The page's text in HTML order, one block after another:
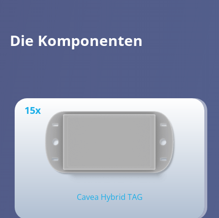
Die Komponenten
15x
Cavea Hybrid TAG